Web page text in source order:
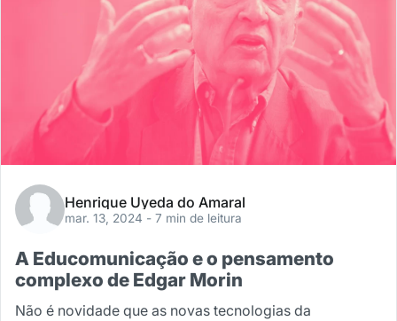
Henrique Uyeda do Amaral
mar. 13, 2024 - 7 min de leitura
A Educomunicação e o pensamento
complexo de Edgar Morin
Não é novidade que as novas tecnologias da